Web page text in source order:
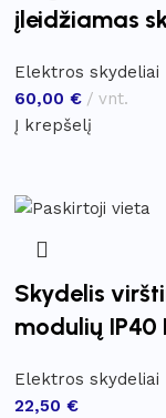
įleidžiamas
Elektros skydeliai
60,00 €
vnt.
Į krepšelį
Skydelis
modulių IP40
Elektros skydeliai
22,50 €